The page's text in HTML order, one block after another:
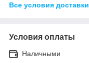
Все условия доставки
Условия оплаты
Наличными